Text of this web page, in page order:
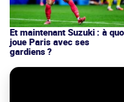
Et maintenant Suzuki : à
joue Paris avec ses
gardiens ?